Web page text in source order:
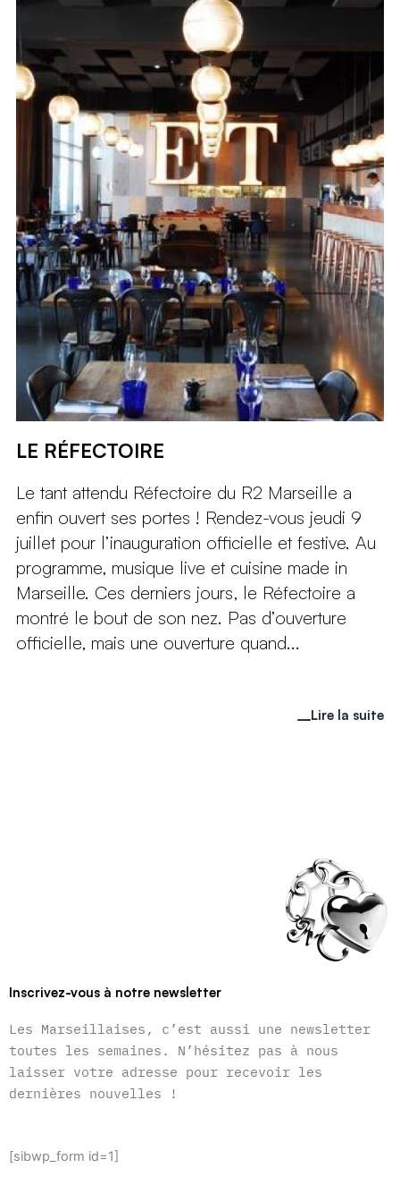
LE RÉFECTOIRE
Le tant attendu Réfectoire du R2 Marseille a
enfin ouvert ses portes ! Rendez-vous jeudi 9
juillet pour l’inauguration officielle et festive. Au
programme, musique live et cuisine made in
Marseille. Ces derniers jours, le Réfectoire a
montré le bout de son nez. Pas d’ouverture
officielle, mais une ouverture quand...
Lire la suite
Inscrivez-vous à notre newsletter
Les Marseillaises, c’est aussi une newsletter
toutes les semaines. N’hésitez pas à nous
laisser votre adresse pour recevoir les
dernières nouvelles !
[sibwp_form id=1]